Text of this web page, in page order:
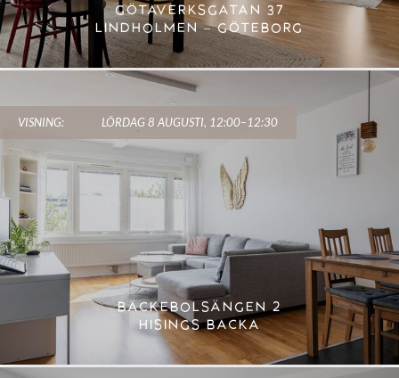
GÖTAVERKSGATAN 37
LINDHOLMEN – GÖTEBORG
VISNING: LÖRDAG 8 AUGUSTI, 12:00–12:30
BÄCKEBOLSÄNGEN 2
HISINGS BACKA